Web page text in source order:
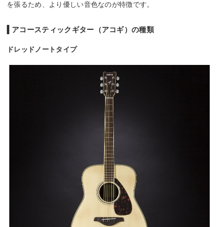
を張るため、より優しい音色なのが特徴です。
アコースティックギター（アコギ）の種類
ドレッドノートタイプ